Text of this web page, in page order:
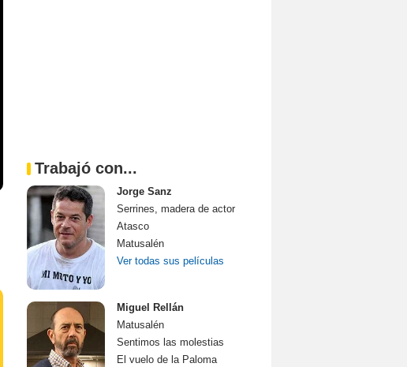
Trabajó con...
Jorge Sanz
Serrines, madera de actor
Atasco
Matusalén
Ver todas sus películas
Miguel Rellán
Matusalén
Sentimos las molestias
El vuelo de la Paloma